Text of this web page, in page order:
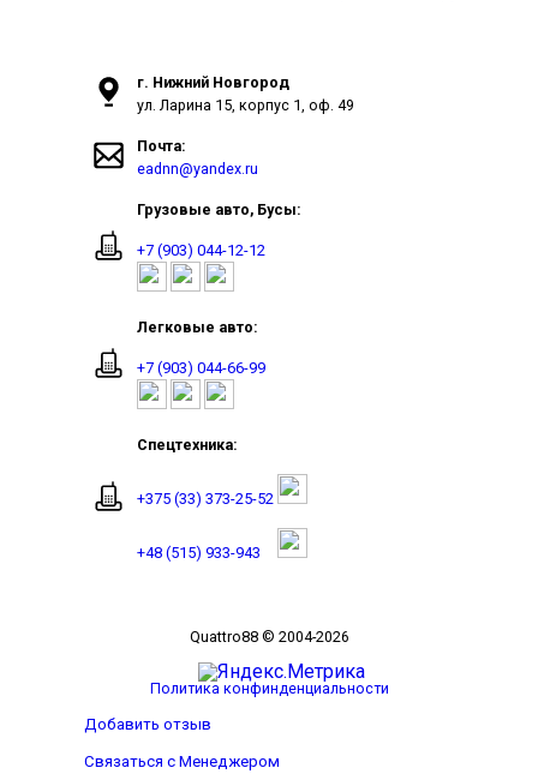
г. Нижний Новгород
ул. Ларина 15, корпус 1, оф. 49
Почта:
eadnn@yandex.ru
Грузовые авто, Бусы:
+7 (903) 044-12-12
Легковые авто:
+7 (903) 044-66-99
Спецтехника:
+375 (33) 373-25-52
+48 (515) 933-943
Quattro88 © 2004-2026
Политика конфинденциальности
Добавить отзыв
Связаться с Менеджером